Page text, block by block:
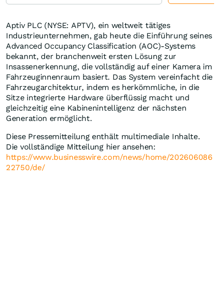
Aptiv PLC (NYSE: APTV), ein weltweit tätiges
Industrieunternehmen, gab heute die Einführung seines
Advanced Occupancy Classification (AOC)-Systems
bekannt, der branchenweit ersten Lösung zur
Insassenerkennung, die vollständig auf einer Kamera im
Fahrzeuginnenraum basiert. Das System vereinfacht die
Fahrzeugarchitektur, indem es herkömmliche, in die
Sitze integrierte Hardware überflüssig macht und
gleichzeitig eine Kabinenintelligenz der nächsten
Generation ermöglicht.
Diese Pressemitteilung enthält multimediale Inhalte.
Die vollständige Mitteilung hier ansehen:
https://www.businesswire.com/news/home/202606086
22750/de/